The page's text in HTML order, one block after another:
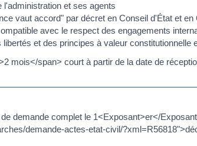
l'administration et ses agents
vaut accord" par décret en Conseil d'État et
avec le respect des engagements
et des principes à valeur constitutionnelle
mois</span> court à partir de la date de
demande complet le 1<Exposant>er</
demande-actes-etat-civil/